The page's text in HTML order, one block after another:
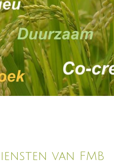
van FMB